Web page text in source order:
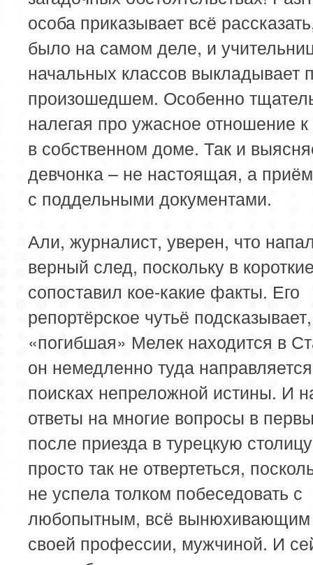
особа приказывает всё
было на самом деле, и
начальных классов выкладывает
произошедшем. Особенно
налегая про ужасное отношение к
в собственном доме. Так и
девчонка – не настоящая, а
с поддельными документами.
Али, журналист, уверен, что
верный след, поскольку в
сопоставил кое-какие факты. Его
репортёрское чутьё
«погибшая» Мелек находится в
он немедленно туда
поисках непреложной истины. И
ответы на многие вопросы в
после приезда в турецкую
просто так не отвертеться,
не успела толком побеседовать с
любопытным, всё вынюхивающим
своей профессии, мужчиной. И